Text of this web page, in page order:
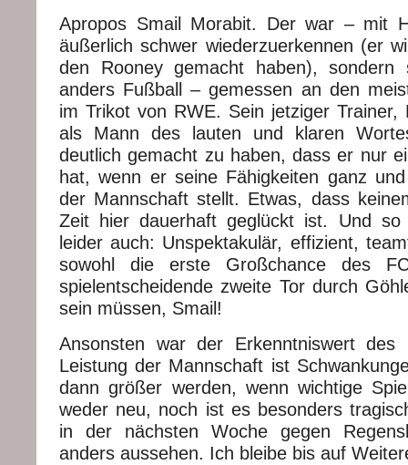
Apropos Smail Morabit. Der war – mit
äußerlich schwer wiederzuerkennen (er
den Rooney gemacht haben), sondern
anders Fußball – gemessen an den
im Trikot von RWE. Sein jetziger Trainer,
als Mann des lauten und klaren
deutlich gemacht zu haben, dass er nur
hat, wenn er seine Fähigkeiten ganz
der Mannschaft stellt. Etwas, dass
Zeit hier dauerhaft geglückt ist. Und
leider auch: Unspektakulär, effizient,
sowohl die erste Großchance des
spielentscheidende zweite Tor durch
sein müssen, Smail!
Ansonsten war der Erkenntniswert des
Leistung der Mannschaft ist
dann größer werden, wenn wichtige
weder neu, noch ist es besonders
in der nächsten Woche gegen
anders aussehen. Ich bleibe bis auf